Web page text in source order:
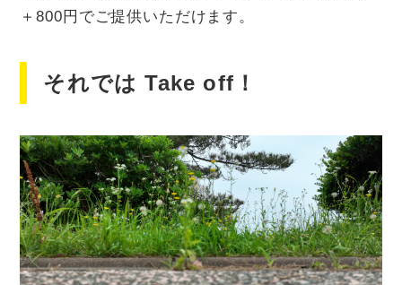
＋800円でご提供いただけます。
それでは Take off！